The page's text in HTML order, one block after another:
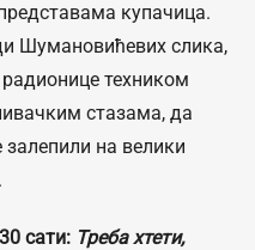
купачица.
Шумановићевих слика,
техником
стазама, да
на велики
сати: Треба хтети,